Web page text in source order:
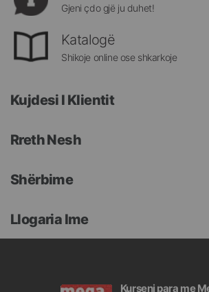
Gjeni çdo gjë ju duhet!
Katalogë
Shikoje online ose shkarkoje
Kujdesi I Klientit
Rreth Nesh
Shërbime
Llogaria Ime
Kurseni para me